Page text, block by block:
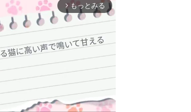
arrow_forward_ios もっとみる